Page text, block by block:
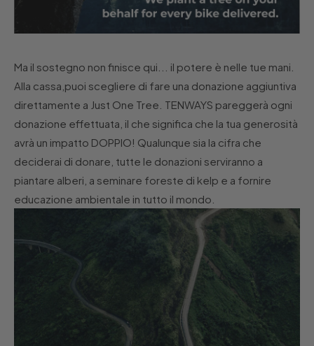
Ma il sostegno non finisce qui... il potere è nelle tue mani.
Alla cassa,puoi scegliere di fare una donazione aggiuntiva
direttamente a Just One Tree. TENWAYS pareggerà ogni
donazione effettuata, il che significa che la tua generosità
avrà un impatto DOPPIO! Qualunque sia la cifra che
deciderai di donare, tutte le donazioni serviranno a
piantare alberi, a seminare foreste di kelp e a fornire
educazione ambientale in tutto il mondo.